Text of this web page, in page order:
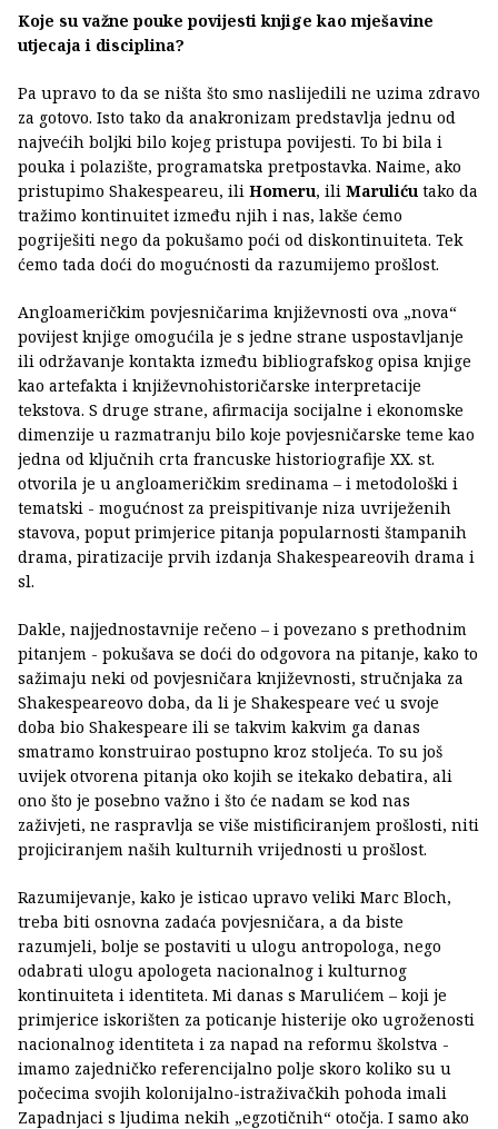
Koje su važne pouke povijesti knjige kao mješavine
utjecaja i disciplina?
Pa upravo to da se ništa što smo naslijedili ne uzima zdravo
za gotovo. Isto tako da anakronizam predstavlja jednu od
najvećih boljki bilo kojeg pristupa povijesti. To bi bila i
pouka i polazište, programatska pretpostavka. Naime, ako
pristupimo Shakespeareu, ili Homeru, ili Maruliću tako da
tražimo kontinuitet između njih i nas, lakše ćemo
pogriješiti nego da pokušamo poći od diskontinuiteta. Tek
ćemo tada doći do mogućnosti da razumijemo prošlost.
Angloameričkim povjesničarima književnosti ova „nova“
povijest knjige omogućila je s jedne strane uspostavljanje
ili održavanje kontakta između bibliografskog opisa knjige
kao artefakta i književnohistoričarske interpretacije
tekstova. S druge strane, afirmacija socijalne i ekonomske
dimenzije u razmatranju bilo koje povjesničarske teme kao
jedna od ključnih crta francuske historiografije XX. st.
otvorila je u angloameričkim sredinama – i metodološki i
tematski - mogućnost za preispitivanje niza uvriježenih
stavova, poput primjerice pitanja popularnosti štampanih
drama, piratizacije prvih izdanja Shakespeareovih drama i
sl.
Dakle, najjednostavnije rečeno – i povezano s prethodnim
pitanjem - pokušava se doći do odgovora na pitanje, kako to
sažimaju neki od povjesničara književnosti, stručnjaka za
Shakespeareovo doba, da li je Shakespeare već u svoje
doba bio Shakespeare ili se takvim kakvim ga danas
smatramo konstruirao postupno kroz stoljeća. To su još
uvijek otvorena pitanja oko kojih se itekako debatira, ali
ono što je posebno važno i što će nadam se kod nas
zaživjeti, ne raspravlja se više mistificiranjem prošlosti, niti
projiciranjem naših kulturnih vrijednosti u prošlost.
Razumijevanje, kako je isticao upravo veliki Marc Bloch,
treba biti osnovna zadaća povjesničara, a da biste
razumjeli, bolje se postaviti u ulogu antropologa, nego
odabrati ulogu apologeta nacionalnog i kulturnog
kontinuiteta i identiteta. Mi danas s Marulićem – koji je
primjerice iskorišten za poticanje histerije oko ugroženosti
nacionalnog identiteta i za napad na reformu školstva -
imamo zajedničko referencijalno polje skoro koliko su u
počecima svojih kolonijalno-istraživačkih pohoda imali
Zapadnjaci s ljudima nekih „egzotičnih“ otočja. I samo ako